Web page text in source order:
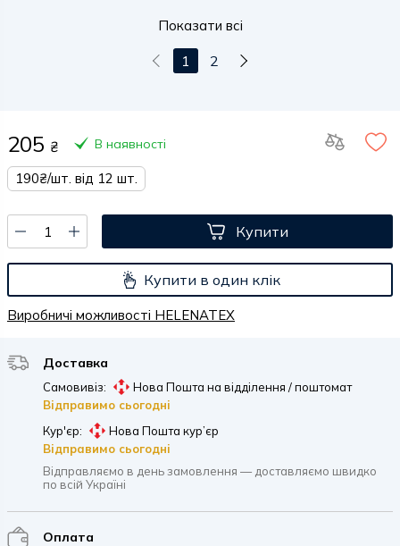
Показати всі
1 2
205 ₴ В наявності
190₴/шт. від 12 шт.
Купити
Купити в один клік
Виробничі можливості HELENATEX
Доставка
Самовивіз:
Нова Пошта на відділення / поштомат
Відправимо сьогодні
Кур'єр:
Нова Пошта кур’єр
Відправимо сьогодні
Відправляємо в день замовлення — доставляємо швидко
по всій Україні
Оплата